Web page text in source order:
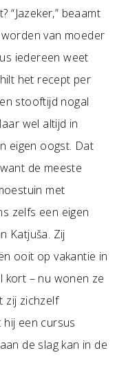
“Jazeker,” beaamt
van moeder
iedereen weet
het recept per
stooftijd nogal
wel altijd in
eigen oogst. Dat
de meeste
met
zelfs een eigen
Katjuša. Zij
ooit op vakantie in
kort – nu wonen ze
zij zichzelf
een cursus
de slag kan in de